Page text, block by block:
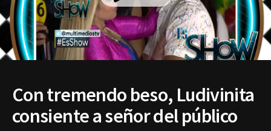
Con tremendo beso, Ludivinita
consiente a señor del público